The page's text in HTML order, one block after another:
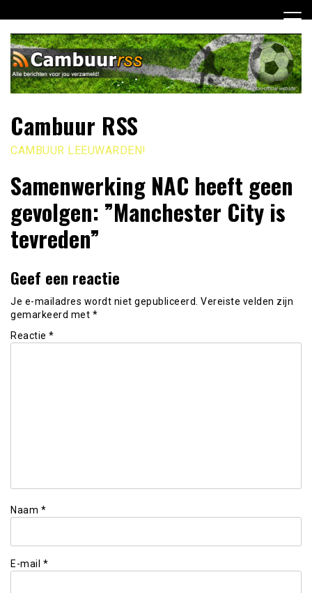
naar
inhoud
Cambuur RSS
CAMBUUR LEEUWARDEN!
Samenwerking NAC heeft geen
gevolgen: ”Manchester City is
tevreden”
Geef een reactie
Je e-mailadres wordt niet gepubliceerd. Vereiste velden zijn
gemarkeerd met *
Reactie *
Naam *
E-mail *